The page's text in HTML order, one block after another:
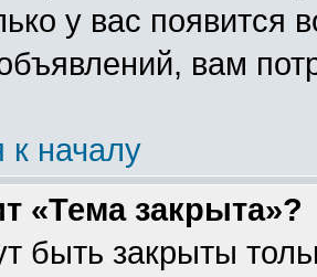
у вас появится
вам
к началу
«Тема закрыта»?
быть закрыты